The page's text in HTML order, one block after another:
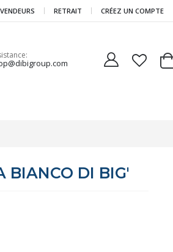
RETRAIT CRÉEZ UN COMPTE
BIANCO DI BIG'